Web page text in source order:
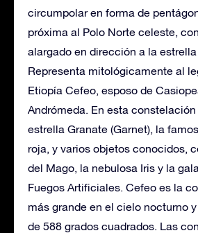
circumpolar en forma de
próxima al Polo Norte celeste,
alargado en dirección a la estrella
Representa mitológicamente al
Etiopía Cefeo, esposo de
Andrómeda. En esta
estrella Granate (Garnet), la
roja, y varios objetos conocidos,
del Mago, la nebulosa Iris y la
Fuegos Artificiales. Cefeo es la
más grande en el cielo nocturno
de 588 grados cuadrados. Las